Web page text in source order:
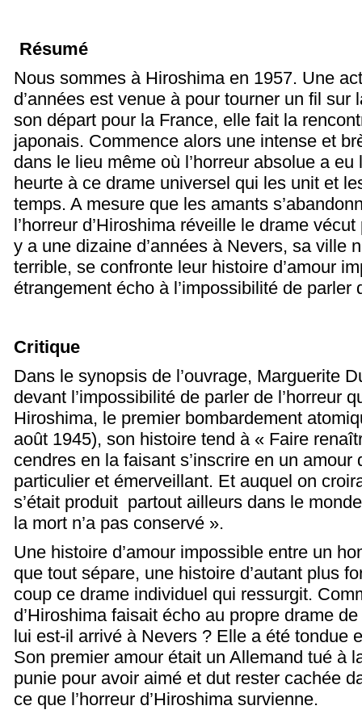
Résumé
Nous sommes à Hiroshima en 1957. Une
d’années est venue à pour tourner un fil sur
son départ pour la France, elle fait la
japonais. Commence alors une intense et
dans le lieu même où l’horreur absolue a
heurte à ce drame universel qui les unit et
temps. A mesure que les amants
l’horreur d’Hiroshima réveille le drame
y a une dizaine d’années à Nevers, sa ville
terrible, se confronte leur histoire d’amour
étrangement écho à l’impossibilité de parler
Critique
Dans le synopsis de l’ouvrage, Marguerite
devant l’impossibilité de parler de l’horreur
Hiroshima, le premier bombardement
août 1945), son histoire tend à « Faire
cendres en la faisant s’inscrire en un amour
particulier et émerveillant. Et auquel on
s’était produit partout ailleurs dans le
la mort n’a pas conservé ».
Une histoire d’amour impossible entre un
que tout sépare, une histoire d’autant plus
coup ce drame individuel qui ressurgit.
d’Hiroshima faisait écho au propre drame
lui est-il arrivé à Nevers ? Elle a été tondue
Son premier amour était un Allemand tué à
punie pour avoir aimé et dut rester cachée
ce que l’horreur d’Hiroshima survienne.